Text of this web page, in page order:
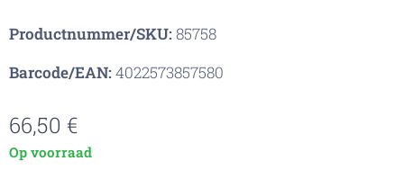
Productnummer/SKU:85758
Barcode/EAN:4022573857580
66,50 €
Op voorraad